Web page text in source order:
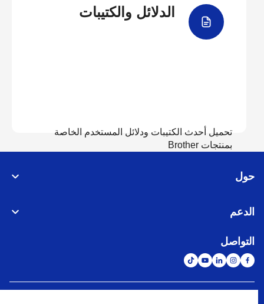
عرض الأسئلة المتداولة
الدلائل والكتيبات
تحميل أحدث الكتيبات ودلائل المستخدم الخاصة
بمنتجات Brother
حول
الدعم
التواصل